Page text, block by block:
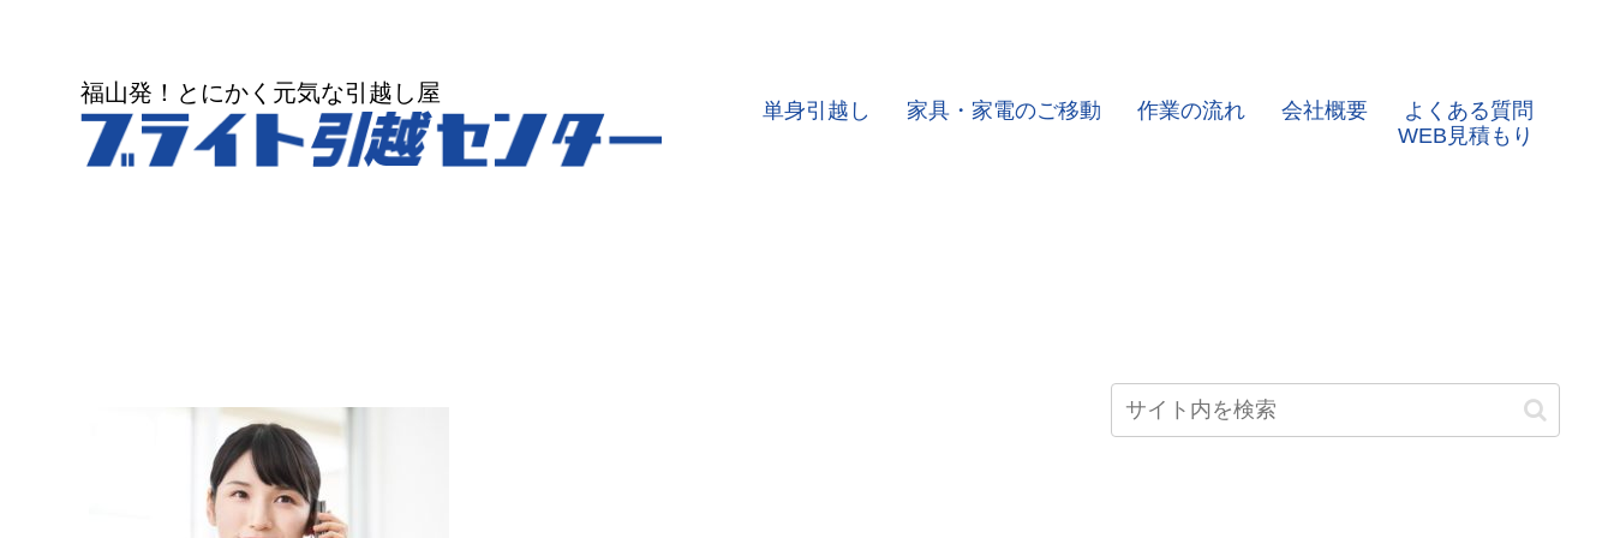
福山発！とにかく元気な引越し屋
単身引越し 家具・家電のご移動 作業の流れ 会社概要
よくある質問
WEB見積もり